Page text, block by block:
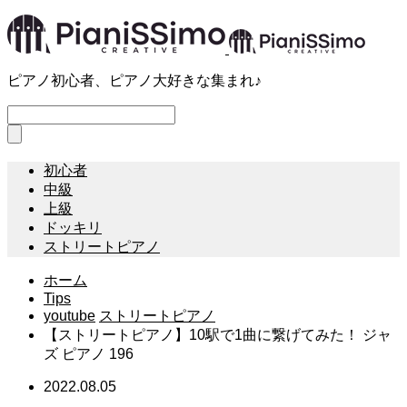
ピアノ初心者、ピアノ大好きな集まれ♪
初心者
中級
上級
ドッキリ
ストリートピアノ
ホーム
Tips
youtube ストリートピアノ
【ストリートピアノ】10駅で1曲に繋げてみた！ ジャ
ズ ピアノ 196
2022.08.05